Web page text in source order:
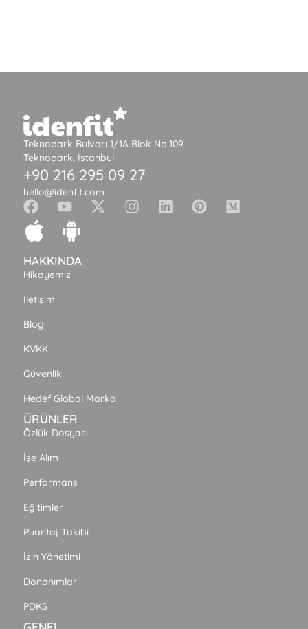
Teknopark Bulvarı 1/1A Blok No:109
Teknopark, İstanbul
+90 216 295 09 27
hello@idenfit.com
HAKKINDA
Hikayemiz
İletişim
Blog
KVKK
Güvenlik
Hedef Global Marka
ÜRÜNLER
Özlük Dosyası
İşe Alım
Performans
Eğitimler
Puantaj Takibi
İzin Yönetimi
Donanımlar
PDKS